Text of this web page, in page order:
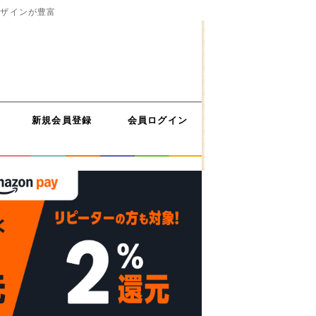
インが豊富
新規会員登録 会員ログイン